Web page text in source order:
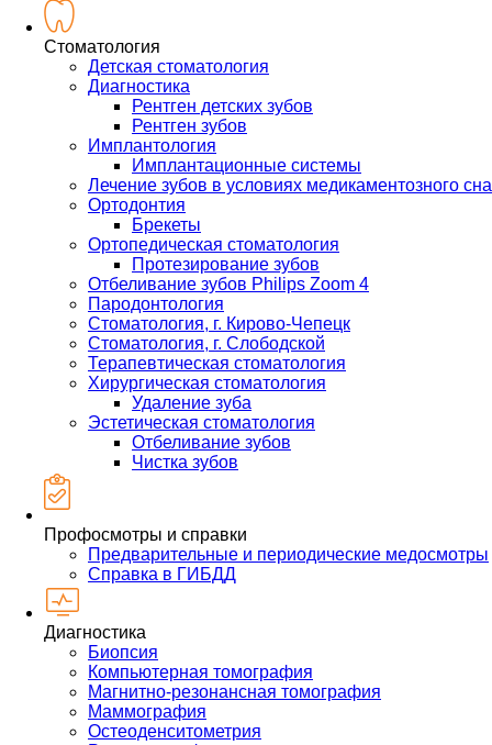
Стоматология
Детская стоматология
Диагностика
Рентген детских зубов
Рентген зубов
Имплантология
Имплантационные системы
Лечение зубов в условиях медикаментозного сна
Ортодонтия
Брекеты
Ортопедическая стоматология
Протезирование зубов
Отбеливание зубов Philips Zoom 4
Пародонтология
Стоматология, г. Кирово-Чепецк
Стоматология, г. Слободской
Терапевтическая стоматология
Хирургическая стоматология
Удаление зуба
Эстетическая стоматология
Отбеливание зубов
Чистка зубов
Профосмотры и справки
Предварительные и периодические медосмотры
Справка в ГИБДД
Диагностика
Биопсия
Компьютерная томография
Магнитно-резонансная томография
Маммография
Остеоденситометрия